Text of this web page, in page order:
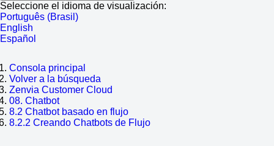
Seleccione el idioma de visualización:
Português (Brasil)
English
Español
Consola principal
Volver a la búsqueda
Zenvia Customer Cloud
08. Chatbot
8.2 Chatbot basado en flujo
8.2.2 Creando Chatbots de Flujo